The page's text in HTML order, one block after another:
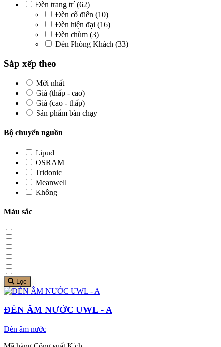
Đèn trang trí(62)
Đèn cổ điển (10)
Đèn hiện đại (16)
Đèn chùm (3)
Đèn Phòng Khách (33)
Sắp xếp theo
Mới nhất
Giá (thấp - cao)
Giá (cao - thấp)
Sản phẩm bán chạy
Bộ chuyển nguồn
Lipud
OSRAM
Tridonic
Meanwell
Không
Màu sắc
Lọc
ĐÈN ÂM NƯỚC UWL - A
Đèn âm nước